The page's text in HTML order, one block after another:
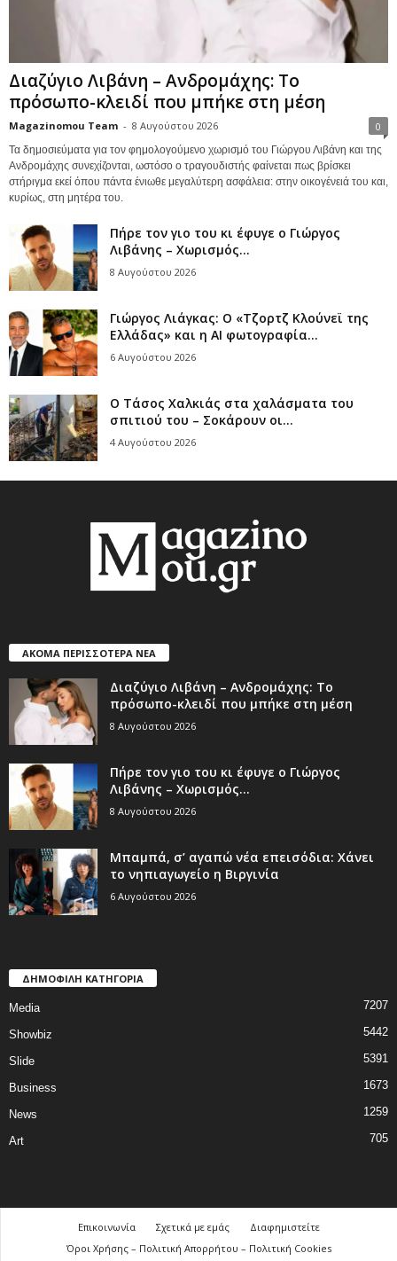
Διαζύγιο Λιβάνη – Ανδρομάχης: Το
πρόσωπο-κλειδί που μπήκε στη μέση
Magazinomou Team - 8 Αυγούστου 2026 0
Τα δημοσιεύματα για τον φημολογούμενο χωρισμό του Γιώργου Λιβάνη και της
Ανδρομάχης συνεχίζονται, ωστόσο ο τραγουδιστής φαίνεται πως βρίσκει
στήριγμα εκεί όπου πάντα ένιωθε μεγαλύτερη ασφάλεια: στην οικογένειά του και,
κυρίως, στη μητέρα του.
Πήρε τον γιο του κι έφυγε ο Γιώργος
Λιβάνης – Χωρισμός...
8 Αυγούστου 2026
Γιώργος Λιάγκας: Ο «Τζορτζ Κλούνεϊ της
Ελλάδας» και η AI φωτογραφία...
6 Αυγούστου 2026
Ο Τάσος Χαλκιάς στα χαλάσματα του
σπιτιού του – Σοκάρουν οι...
4 Αυγούστου 2026
ΑΚΟΜΑ ΠΕΡΙΣΣΟΤΕΡΑ ΝΕΑ
Διαζύγιο Λιβάνη – Ανδρομάχης: Το
πρόσωπο-κλειδί που μπήκε στη μέση
8 Αυγούστου 2026
Πήρε τον γιο του κι έφυγε ο Γιώργος
Λιβάνης – Χωρισμός...
8 Αυγούστου 2026
Μπαμπά, σ’ αγαπώ νέα επεισόδια: Χάνει
το νηπιαγωγείο η Βιργινία
6 Αυγούστου 2026
ΔΗΜΟΦΙΛΗ ΚΑΤΗΓΟΡΙΑ
Media 7207
Showbiz 5442
Slide 5391
Business 1673
News 1259
Art 705
Επικοινωνία Σχετικά με εμάς
Διαφημιστείτε
Όροι Χρήσης – Πολιτική Απορρήτου – Πολιτική Cookies